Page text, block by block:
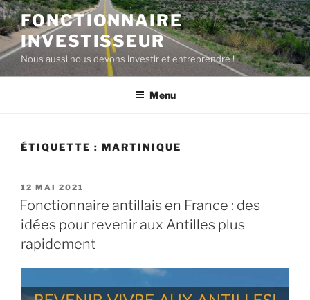
Aller
au
contenu
principal
FONCTIONNAIRE
INVESTISSEUR
Nous aussi nous devons investir et entreprendre !
Menu
ÉTIQUETTE : MARTINIQUE
PUBLIÉ
LE
12 MAI 2021
Fonctionnaire antillais en France : des
idées pour revenir aux Antilles plus
rapidement